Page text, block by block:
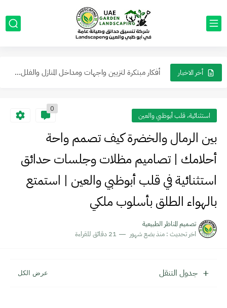
أخر الاخبار
خدمات تنسيق الحدائق للفلل والمنازل في أبوظبي والعين أتصل الآن...
دليل فخامة ترتيب وتصميم الحدائق في دبي: نحوّل فناء منزلك...
استثنائية، قلب أبوظبي والعين
0
بين الرمال والخضرة كيف تصمم واحة
أحلامك | تصاميم مظلات وجلسات حدائق
استثنائية في قلب أبوظبي والعين | استمتع
بالهواء الطلق بأسلوب ملكي
تصميم المناظر الطبيعية
اخر تحديث : منذ بضع شهور 21 دقائق للقراءة
جدول التنقل